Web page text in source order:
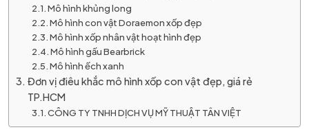
Mô hình khủng long
Mô hình con vật Doraemon xốp đẹp
Mô hình xốp nhân vật hoạt hình đẹp
Mô hình gấu Bearbrick
Mô hình ếch xanh
Đơn vị điêu khắc mô hình xốp con vật đẹp, giá rẻ
TP.HCM
CÔNG TY TNHH DỊCH VỤ MỸ THUẬT TÂN VIỆT